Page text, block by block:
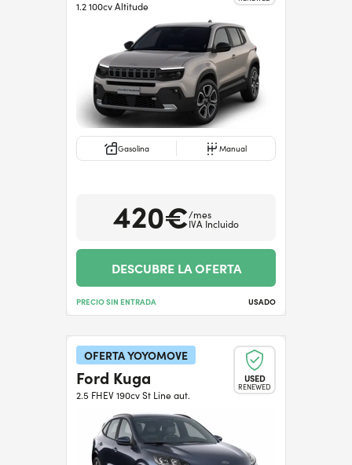
1.2 100cv Altitude
Gasolina Manual
420€/mes
IVA Incluido
DESCUBRE LA OFERTA
PRECIO SIN ENTRADA USADO
OFERTA YOYOMOVE
USED
RENEWED
Ford Kuga
2.5 FHEV 190cv St Line aut.